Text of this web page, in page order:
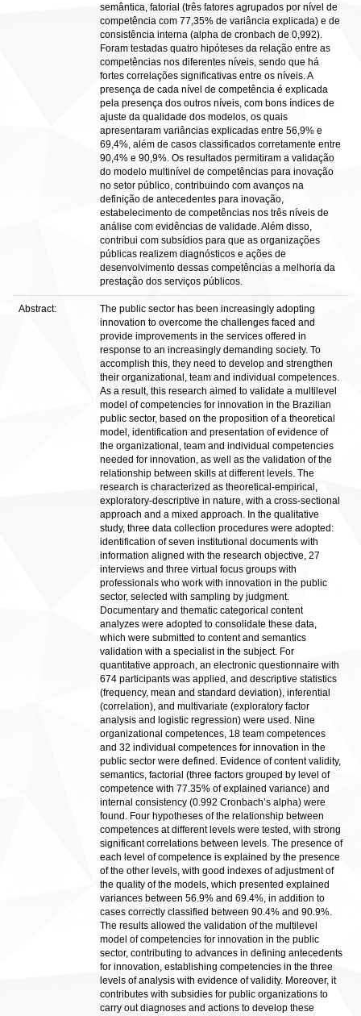
semântica, fatorial (três fatores agrupados por nível de
competência com 77,35% de variância explicada) e de
consistência interna (alpha de cronbach de 0,992).
Foram testadas quatro hipóteses da relação entre as
competências nos diferentes níveis, sendo que há
fortes correlações significativas entre os níveis. A
presença de cada nível de competência é explicada
pela presença dos outros níveis, com bons índices de
ajuste da qualidade dos modelos, os quais
apresentaram variâncias explicadas entre 56,9% e
69,4%, além de casos classificados corretamente entre
90,4% e 90,9%. Os resultados permitiram a validação
do modelo multinível de competências para inovação
no setor público, contribuindo com avanços na
definição de antecedentes para inovação,
estabelecimento de competências nos três níveis de
análise com evidências de validade. Além disso,
contribui com subsídios para que as organizações
públicas realizem diagnósticos e ações de
desenvolvimento dessas competências a melhoria da
prestação dos serviços públicos.
Abstract:
The public sector has been increasingly adopting
innovation to overcome the challenges faced and
provide improvements in the services offered in
response to an increasingly demanding society. To
accomplish this, they need to develop and strengthen
their organizational, team and individual competences.
As a result, this research aimed to validate a multilevel
model of competencies for innovation in the Brazilian
public sector, based on the proposition of a theoretical
model, identification and presentation of evidence of
the organizational, team and individual competencies
needed for innovation, as well as the validation of the
relationship between skills at different levels. The
research is characterized as theoretical-empirical,
exploratory-descriptive in nature, with a cross-sectional
approach and a mixed approach. In the qualitative
study, three data collection procedures were adopted:
identification of seven institutional documents with
information aligned with the research objective, 27
interviews and three virtual focus groups with
professionals who work with innovation in the public
sector, selected with sampling by judgment.
Documentary and thematic categorical content
analyzes were adopted to consolidate these data,
which were submitted to content and semantics
validation with a specialist in the subject. For
quantitative approach, an electronic questionnaire with
674 participants was applied, and descriptive statistics
(frequency, mean and standard deviation), inferential
(correlation), and multivariate (exploratory factor
analysis and logistic regression) were used. Nine
organizational competences, 18 team competences
and 32 individual competences for innovation in the
public sector were defined. Evidence of content validity,
semantics, factorial (three factors grouped by level of
competence with 77.35% of explained variance) and
internal consistency (0.992 Cronbach’s alpha) were
found. Four hypotheses of the relationship between
competences at different levels were tested, with strong
significant correlations between levels. The presence of
each level of competence is explained by the presence
of the other levels, with good indexes of adjustment of
the quality of the models, which presented explained
variances between 56.9% and 69.4%, in addition to
cases correctly classified between 90.4% and 90.9%.
The results allowed the validation of the multilevel
model of competencies for innovation in the public
sector, contributing to advances in defining antecedents
for innovation, establishing competencies in the three
levels of analysis with evidence of validity. Moreover, it
contributes with subsidies for public organizations to
carry out diagnoses and actions to develop these